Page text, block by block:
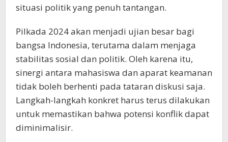
situasi politik yang penuh tantangan.
Pilkada 2024 akan menjadi ujian besar bagi
bangsa Indonesia, terutama dalam menjaga
stabilitas sosial dan politik. Oleh karena itu,
sinergi antara mahasiswa dan aparat keamanan
tidak boleh berhenti pada tataran diskusi saja.
Langkah-langkah konkret harus terus dilakukan
untuk memastikan bahwa potensi konflik dapat
diminimalisir.